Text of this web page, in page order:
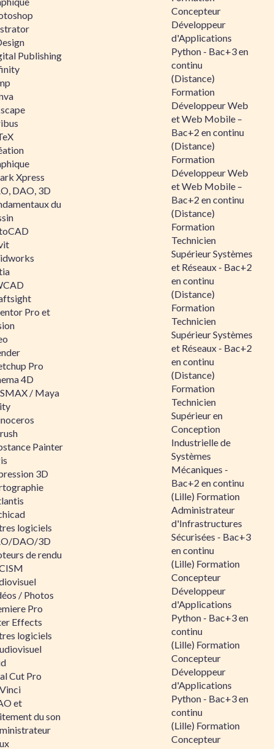
Publishing
Xpress
DAO, 3D
du
Pro et
Pro
4D
/ Maya
Painter
3D
logiciels
DAO/3D
de rendu
/ Photos
Pro
Effects
logiciels
Cut Pro
et
du son
Concepteur
Développeur
d'Applications
Python - Bac+3 en
continu
(Distance)
Formation
Développeur Web
et Web Mobile –
Bac+2 en continu
(Distance)
Formation
Développeur Web
et Web Mobile –
Bac+2 en continu
(Distance)
Formation
Technicien
Supérieur Systèmes
et Réseaux - Bac+2
en continu
(Distance)
Formation
Technicien
Supérieur Systèmes
et Réseaux - Bac+2
en continu
(Distance)
Formation
Technicien
Supérieur en
Conception
Industrielle de
Systèmes
Mécaniques -
Bac+2 en continu
(Lille) Formation
Administrateur
d'Infrastructures
Sécurisées - Bac+3
en continu
(Lille) Formation
Concepteur
Développeur
d'Applications
Python - Bac+3 en
continu
(Lille) Formation
Concepteur
Développeur
d'Applications
Python - Bac+3 en
continu
(Lille) Formation
Concepteur